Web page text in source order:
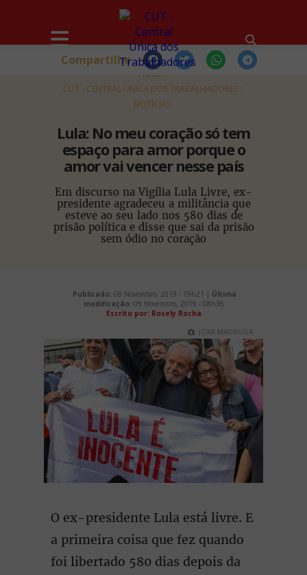
HOME
CUT - CENTRAL ÚNICA DOS TRABALHADORES
NOTÍCIAS
Lula: No meu coração só tem
espaço para amor porque o
amor vai vencer nesse país
Em discurso na Vigília Lula Livre, ex-
presidente agradeceu a militância que
esteve ao seu lado nos 580 dias de
prisão política e disse que sai da prisão
sem ódio no coração
Compartilhe
Publicado: 08 Novembro, 2019 - 19h21 | Última
modificação: 09 Novembro, 2019 - 08h36
Escrito por: Rosely Rocha
JOKA MADRUGA
O ex-presidente Lula está livre. E
a primeira coisa que fez quando
foi libertado 580 dias depois da